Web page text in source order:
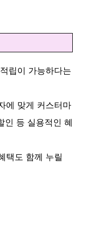
립이 가능하다는
에 맞게 커스터마
인 등 실용적인 혜
택도 함께 누릴